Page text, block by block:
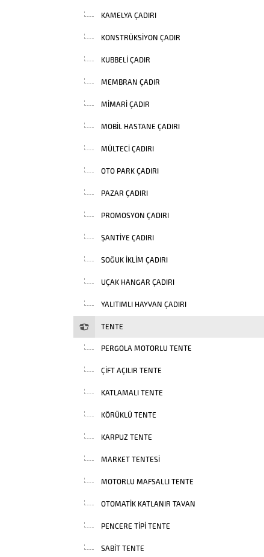
KAMELYA ÇADIRI
KONSTRÜKSIYON ÇADIR
KUBBELI ÇADIR
MEMBRAN ÇADIR
MIMARI ÇADIR
MOBIL HASTANE ÇADIRI
MÜLTECI ÇADIRI
OTO PARK ÇADIRI
PAZAR ÇADIRI
PROMOSYON ÇADIRI
ŞANTIYE ÇADIRI
SOĞUK İKLIM ÇADIRI
UÇAK HANGAR ÇADIRI
YALITIMLI HAYVAN ÇADIRI
TENTE
PERGOLA MOTORLU TENTE
ÇIFT AÇILIR TENTE
KATLAMALI TENTE
KÖRÜKLÜ TENTE
KARPUZ TENTE
MARKET TENTESI
MOTORLU MAFSALLI TENTE
OTOMATIK KATLANIR TAVAN
PENCERE TIPI TENTE
SABIT TENTE